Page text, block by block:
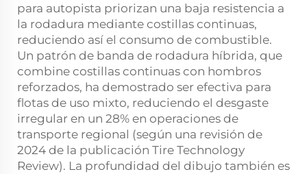
para autopista priorizan una baja resistencia a
la rodadura mediante costillas continuas,
reduciendo así el consumo de combustible.
Un patrón de banda de rodadura híbrida, que
combine costillas continuas con hombros
reforzados, ha demostrado ser efectiva para
flotas de uso mixto, reduciendo el desgaste
irregular en un 28% en operaciones de
transporte regional (según una revisión de
2024 de la publicación Tire Technology
Review). La profundidad del dibujo también es